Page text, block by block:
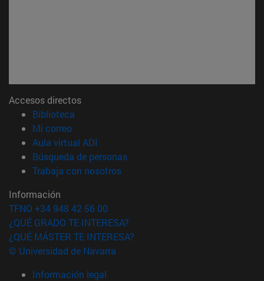
Accesos directos
Biblioteca
Mi correo(abre en nueva ventana)
Aula virtual ADI
Búsqueda de personas(abre en nueva ventana)
Trabaja con nosotros(abre en nueva ventana)
Información
TFNO +34 948 42 56 00
¿QUÉ GRADO TE INTERESA?
¿QUÉ MÁSTER TE INTERESA?
© Universidad de Navarra
Información legal